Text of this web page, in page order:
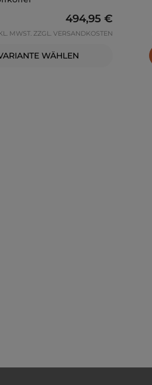
Regulärer Preis:
494,95 €
MWST. ZZGL. VERSANDKOSTEN
WÄHLEN